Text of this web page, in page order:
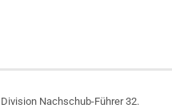
Nachschub-Führer 32.